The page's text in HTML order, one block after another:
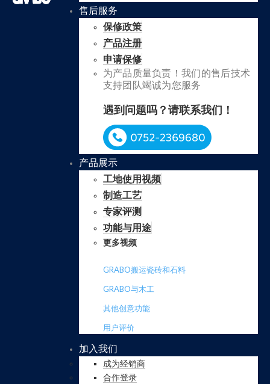
售后服务
保修政策
产品注册
申请保修
为产品质量负责！我们的售后技术
支持团队竭诚为您服务
遇到问题吗？请联系我们！
产品展示
工地使用视频
制造工艺
专家评测
功能与用途
更多视频
GRABO搬运瓷砖和石料
GRABO与木工
其他创意功能
用户评价
加入我们
成为经销商
合作登录